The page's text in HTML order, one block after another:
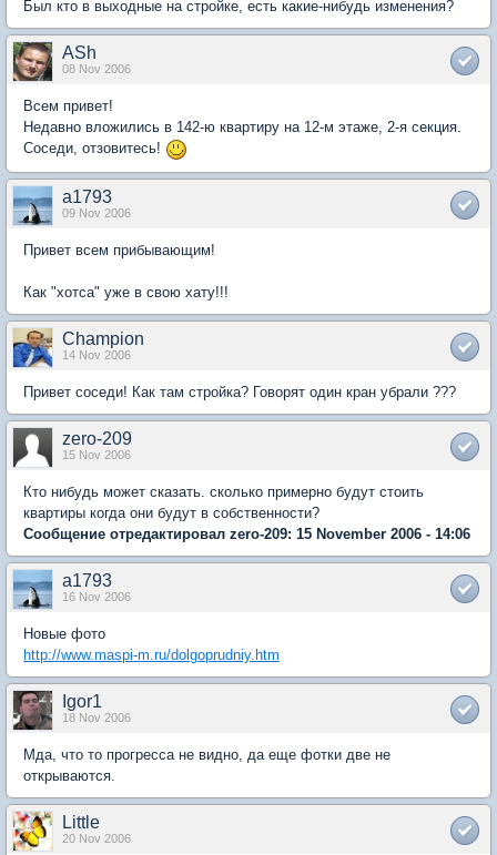
Был кто в выходные на стройке, есть какие-нибудь изменения?
ASh
08 Nov 2006
Всем привет!
Недавно вложились в 142-ю квартиру на 12-м этаже, 2-я секция.
Соседи, отзовитесь!
a1793
09 Nov 2006
Привет всем прибывающим!
Как "хотса" уже в свою хату!!!
Champion
14 Nov 2006
Привет соседи! Как там стройка? Говорят один кран убрали ???
zero-209
15 Nov 2006
Кто нибудь может сказать. сколько примерно будут стоить
квартиры когда они будут в собственности?
Сообщение отредактировал zero-209: 15 November 2006 - 14:06
a1793
16 Nov 2006
Новые фото
http://www.maspi-m.ru/dolgoprudniy.htm
Igor1
18 Nov 2006
Мда, что то прогресса не видно, да еще фотки две не
открываются.
Little
20 Nov 2006